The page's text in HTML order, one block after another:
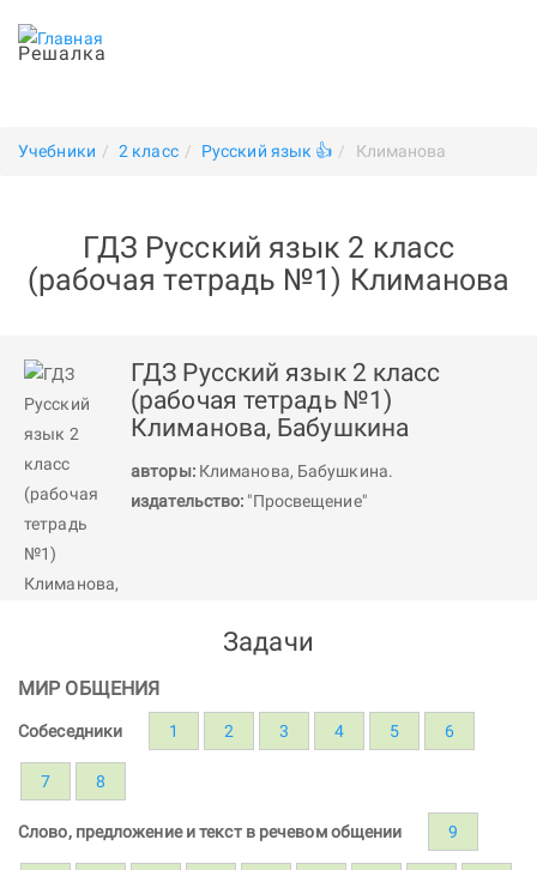
Решалка
Учебники 2 класс Русский язык 👍 Климанова
ГДЗ Русский язык 2 класс
(рабочая тетрадь №1) Климанова
ГДЗ Русский язык 2 класс
(рабочая тетрадь №1)
Климанова, Бабушкина
авторы: Климанова, Бабушкина.
издательство: "Просвещение"
Задачи
МИР ОБЩЕНИЯ
Собеседники 1 2 3 4 5 6
7 8
Слово, предложение и текст в речевом общении 9